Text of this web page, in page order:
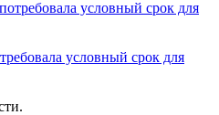
условный срок для